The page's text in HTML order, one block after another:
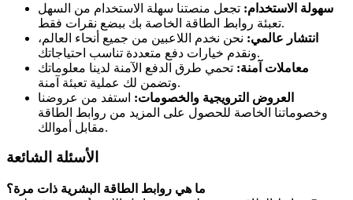
سهولة الاستخدام: تجعل منصتنا سهلة الاستخدام من السهل
تعبئة روابط الطاقة الخاصة بك ببضع نقرات فقط.
انتشار عالمي: نحن نخدم اللاعبين من جميع أنحاء العالم،
ونقدم خيارات دفع متعددة تناسب احتياجاتك.
معاملات آمنة: تحمي طرق الدفع الآمنة لدينا معلوماتك
وتضمن لك عملية تعبئة آمنة.
العروض الترويجية والخصومات: استفد من عروضنا
وخصوماتنا الخاصة للحصول على المزيد من روابط الطاقة
مقابل أموالك.
الأسئلة الشائعة
ما هي روابط الطاقة البشرية ذات مرة؟